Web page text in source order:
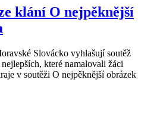
klání O nejpěknější
Slovácko vyhlašují soutěž
které namalovali žáci
v soutěži O nejpěknější obrázek